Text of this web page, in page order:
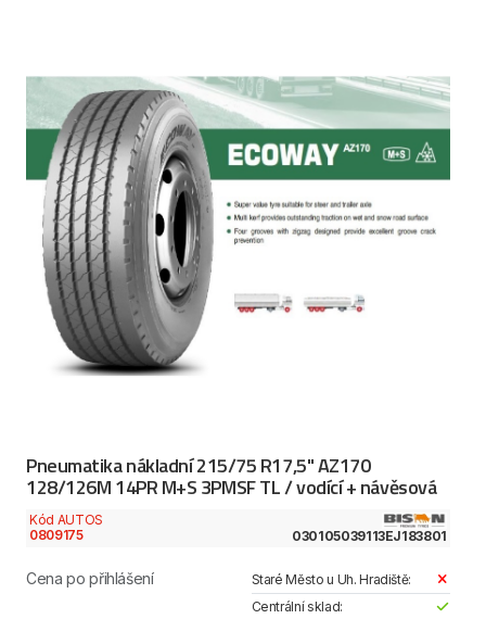
Pneumatika nákladní 215/75 R17,5" AZ170
128/126M 14PR M+S 3PMSF TL / vodící + návěsová
Kód AUTOS
0809175
030105039113EJ183801
Cena po přihlášení
Staré Město u Uh. Hradiště:
Centrální sklad: